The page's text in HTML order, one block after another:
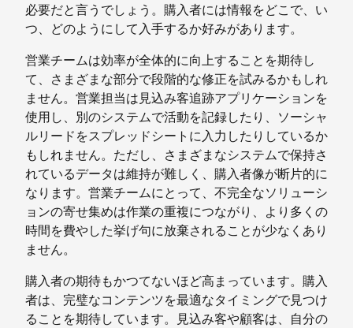
必要だと言うでしょう。 購入者には情報をどこで、い
つ、どのようにして入手するか好みがあります。
営業チームは効率が全体的に向上することを期待し
て、さまざまな部分で段階的な修正を試みるかもしれ
ません。営業担当は見込み客追跡アプリケーションを
使用し、別のシステムで活動を記録したり、ソーシャ
ルリードをスプレッドシートに入力したりしているか
もしれません。ただし、さまざまなシステムで保持さ
れているデータは維持が難しく、購入者像が断片的に
なります。営業チームにとって、不完全なソリューシ
ョンの寄せ集めは作業の重複につながり、より多くの
時間を費やした挙げ句に放棄されることが少なくあり
ません。
購入者の期待もかつてないほど高まっています。購入
者は、完璧なコンテンツを最適なタイミングで見つけ
ることを期待しています。見込み客や顧客は、自分の